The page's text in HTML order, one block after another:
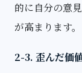
的に自分の意
が高まります。
2-3. 歪んだ価